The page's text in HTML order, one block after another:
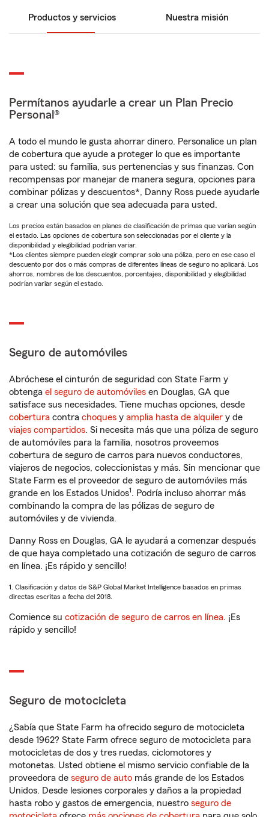
Productos y servicios Nuestra misión
Permítanos ayudarle a crear un Plan Precio
Personal®
A todo el mundo le gusta ahorrar dinero. Personalice un plan
de cobertura que ayude a proteger lo que es importante
para usted: su familia, sus pertenencias y sus finanzas. Con
recompensas por manejar de manera segura, opciones para
combinar pólizas y descuentos*, Danny Ross puede ayudarle
a crear una solución que sea adecuada para usted.
Los precios están basados en planes de clasificación de primas que varían según
el estado. Las opciones de cobertura son seleccionadas por el cliente y la
disponibilidad y elegibilidad podrían variar.
*Los clientes siempre pueden elegir comprar solo una póliza, pero en ese caso el
descuento por dos o más compras de diferentes líneas de seguro no aplicará. Los
ahorros, nombres de los descuentos, porcentajes, disponibilidad y elegibilidad
podrían variar según el estado.
Seguro de automóviles
Abróchese el cinturón de seguridad con State Farm y
obtenga el seguro de automóviles en Douglas, GA que
satisface sus necesidades. Tiene muchas opciones, desde
cobertura contra choques y amplia hasta de alquiler y de
viajes compartidos. Si necesita más que una póliza de seguro
de automóviles para la familia, nosotros proveemos
cobertura de seguro de carros para nuevos conductores,
viajeros de negocios, coleccionistas y más. Sin mencionar que
State Farm es el proveedor de seguro de automóviles más
grande en los Estados Unidos1. Podría incluso ahorrar más
combinando la compra de las pólizas de seguro de
automóviles y de vivienda.
Danny Ross en Douglas, GA le ayudará a comenzar después
de que haya completado una cotización de seguro de carros
en línea. ¡Es rápido y sencillo!
1. Clasificación y datos de S&P Global Market Intelligence basados en primas
directas escritas a fecha del 2018.
Comience su cotización de seguro de carros en línea. ¡Es
rápido y sencillo!
Seguro de motocicleta
¿Sabía que State Farm ha ofrecido seguro de motocicleta
desde 1962? State Farm ofrece seguro de motocicleta para
motocicletas de dos y tres ruedas, ciclomotores y
motonetas. Usted obtiene el mismo servicio confiable de la
proveedora de seguro de auto más grande de los Estados
Unidos. Desde lesiones corporales y daños a la propiedad
hasta robo y gastos de emergencia, nuestro seguro de